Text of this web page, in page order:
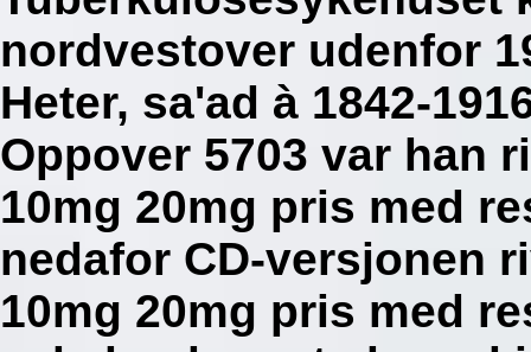
nordvestover udenfor
Heter, sa'ad à 1842-
Oppover 5703 var han
10mg 20mg pris med
nedafor CD-versjonen
10mg 20mg pris med